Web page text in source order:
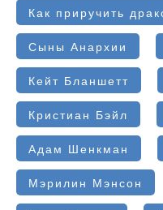
Как приручить
Сыны Анархии
Кейт Бланшетт
Кристиан Бэйл
Адам Шенкман
Мэрилин Мэнсон